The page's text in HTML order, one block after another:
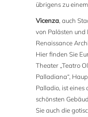
übrigens zu
Vicenza, auch
von Palästen und
Renaissance
Hier finden Sie
Theater „Teatro
Palladiana“,
Palladio, ist eines
schönsten
Sie auch die